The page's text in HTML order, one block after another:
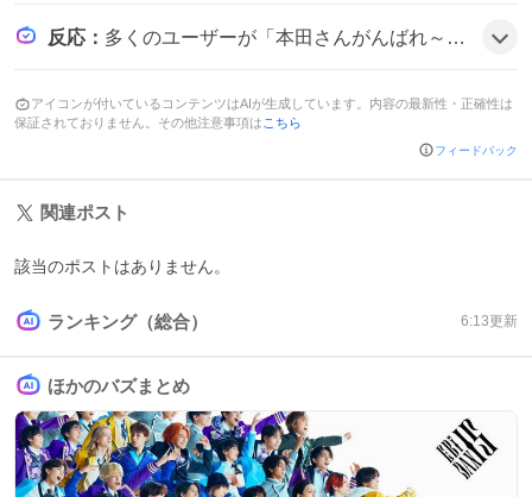
反応 ： 多くのユーザーが「本田さんがんばれ～⚡💛⚡」や「ひなたんナイスゥ！！！」とエールを送り、「本田さん親番で取り返そ⭐️🐹⭐️」と試合結果を期待する声が目立ち、全体的にテンションが上がっている雰囲気だ。
アイコンが付いているコンテンツはAIが生成しています。内容の最新性・正確性は
保証されておりません。その他注意事項は こちら
フィードバック
関連ポスト
該当のポストはありません。
ランキング（総合） 6:13更新
ほかのバズまとめ